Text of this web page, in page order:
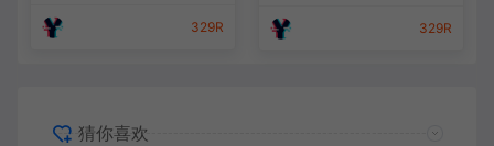
329R 329R
猜你喜欢